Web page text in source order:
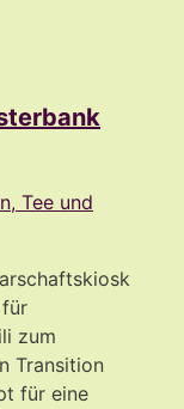
zum
Transition
für eine